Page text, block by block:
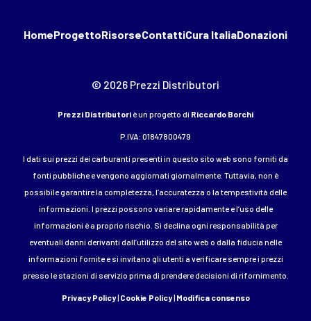
HomeProgettoRisorseContattiCura ItaliaDonazioni
© 2026 Prezzi Distributori
Prezzi Distributori è un progetto di Riccardo Borchi
P.IVA: 01847800479
I dati sui prezzi dei carburanti presenti in questo sito web sono forniti da
fonti pubbliche e vengono aggiornati giornalmente. Tuttavia, non è
possibile garantire la completezza, l’accuratezza o la tempestività delle
informazioni. I prezzi possono variare rapidamente e l’uso delle
informazioni è a proprio rischio. Si declina ogni responsabilità per
eventuali danni derivanti dall’utilizzo del sito web o dalla fiducia nelle
informazioni fornite e si invitano gli utenti a verificare sempre i prezzi
presso le stazioni di servizio prima di prendere decisioni di rifornimento.
Privacy Policy| Cookie Policy| Modifica consenso